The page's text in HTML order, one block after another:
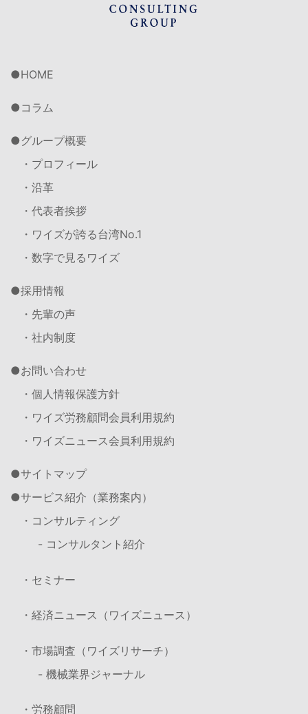
HOME
コラム
グループ概要
・プロフィール
・沿革
・代表者挨拶
・ワイズが誇る台湾No.1
・数字で見るワイズ
採用情報
・先輩の声
・社内制度
お問い合わせ
・個人情報保護方針
・ワイズ労務顧問会員利用規約
・ワイズニュース会員利用規約
サイトマップ
サービス紹介（業務案内）
・コンサルティング
- コンサルタント紹介
・セミナー
・経済ニュース（ワイズニュース）
・市場調査（ワイズリサーチ）
- 機械業界ジャーナル
・労務顧問